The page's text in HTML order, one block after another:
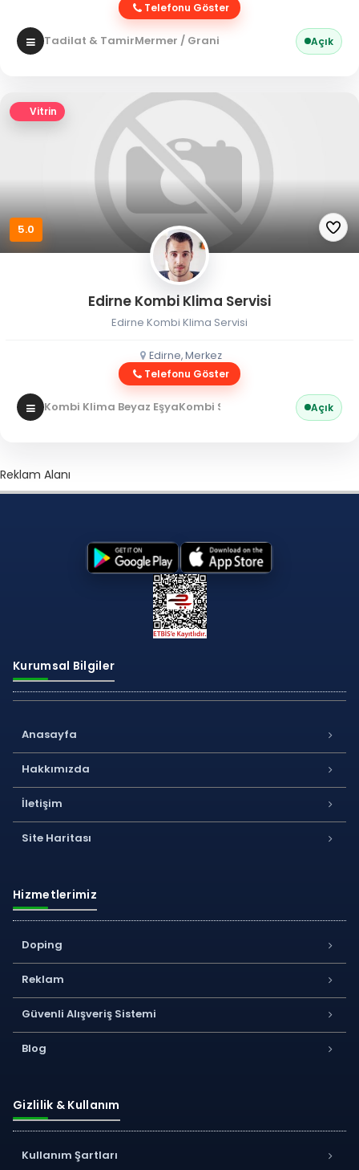
Telefonu Göster
Tadilat & TamirMermer / Granit Açık
Vitrin
5.0
Edirne Kombi Klima Servisi
Edirne Kombi Klima Servisi
Edirne, Merkez
Telefonu Göster
Kombi Klima Beyaz EşyaKombi Servisi Açık
Reklam Alanı
Kurumsal Bilgiler
Anasayfa
Hakkımızda
İletişim
Site Haritası
Hizmetlerimiz
Doping
Reklam
Güvenli Alışveriş Sistemi
Blog
Gizlilik & Kullanım
Kullanım Şartları